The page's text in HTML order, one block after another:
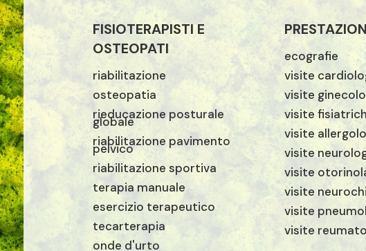
FISIOTERAPISTI E
OSTEOPATI
riabilitazione
osteopatia
rieducazione posturale
globale
riabilitazione pavimento
pelvico
riabilitazione sportiva
terapia manuale
esercizio terapeutico
tecarterapia
onde d'urto
ecografie
visite
visite
visite
visite
visite
visite
visite
visite
visite